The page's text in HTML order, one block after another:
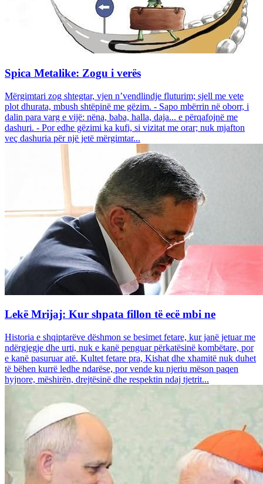
Spica Metalike: Zogu i verës
Mërgimtari zog shtegtar, vjen n’vendlindje fluturim; sjell me vete
plot dhurata, mbush shtëpinë me gëzim. - Sapo mbërrin në oborr, i
dalin para varg e vijë: nëna, baba, halla, daja... e përqafojnë me
dashuri. - Por edhe gëzimi ka kufi, si vizitat me orar; nuk mjafton
veç dashuria për një jetë mërgimtar...
Lekë Mrijaj: Kur shpata fillon të ecë mbi ne
Historia e shqiptarëve dëshmon se besimet fetare, kur janë jetuar me
ndërgjegje dhe urti, nuk e kanë penguar përkatësinë kombëtare, por
e kanë pasuruar atë. Kultet fetare pra, Kishat dhe xhamitë nuk duhet
të bëhen kurrë ledhe ndarëse, por vende ku njeriu mëson paqen
hyjnore, mëshirën, drejtësinë dhe respektin ndaj tjetrit...